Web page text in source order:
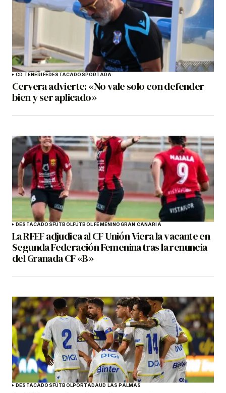
CD TENERIFEDESTACADOSPORTADA
Cervera advierte: «No vale solo con defender
bien y ser aplicado»
DESTACADOSFÚTBOLFÚTBOL FEMENINOGRAN CANARIA
La RFEF adjudica al CF Unión Viera la vacante en
Segunda Federación Femenina tras la renuncia
del Granada CF «B»
DESTACADOSFÚTBOLPORTADAUD LAS PALMAS